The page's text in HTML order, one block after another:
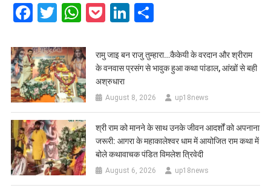
Facebook
Twitter
WhatsApp
PocketLinkedIn
रामु जाइ बन राजु तुम्हारा…कैकेयी के वरदान और श्रीराम
के वनवास प्रसंग से भावुक हुआ कथा पांडाल, आंखों से बही
अश्रुधारा
August 8, 2026 up18news
​श्री राम को मानने के साथ उनके जीवन आदर्शों को अपनाना
जरूरी: आगरा के महाकालेश्वर धाम में आयोजित राम कथा में
बोले कथावाचक पंडित विमलेश त्रिवेदी
August 6, 2026 up18news